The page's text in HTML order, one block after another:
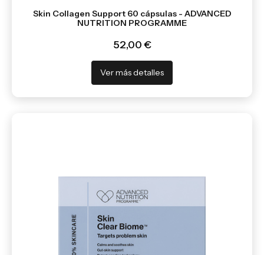
Skin Collagen Support 60 cápsulas - ADVANCED
NUTRITION PROGRAMME
52,00 €
Ver más detalles